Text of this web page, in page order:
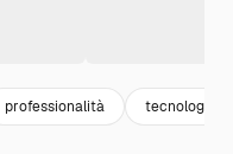
professionalità tecnologia